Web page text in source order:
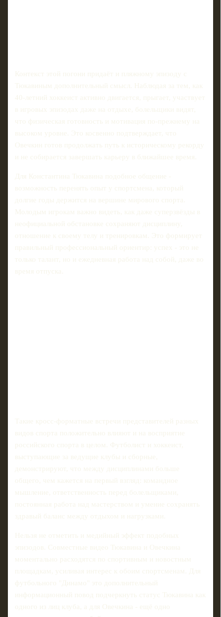
Контекст этой погони придаёт и пляжному эпизоду с
Тюкавиным дополнительный смысл. Наблюдая за тем, как
40‑летний хоккеист активно двигается, прыгает, участвует
в игровых эпизодах даже на отдыхе, болельщики видят,
что физическая готовность и мотивация по‑прежнему на
высоком уровне. Это косвенно подтверждает, что
Овечкин готов продолжать путь к историческому рекорду
и не собирается завершать карьеру в ближайшее время.
Для Константина Тюкавина подобное общение -
возможность перенять опыт у спортсмена, который
долгие годы держится на вершине мирового спорта.
Молодым игрокам важно видеть, как даже суперзвёзды в
неофициальной обстановке сохраняют дисциплину,
отношение к своему телу и тренировкам. Это формирует
правильный профессиональный ориентир: успех - это не
только талант, но и ежедневная работа над собой, даже во
время отпуска.
Такие кросс‑форматные встречи представителей разных
видов спорта положительно влияют и на восприятие
российского спорта в целом. Футболист и хоккеист,
выступающие за ведущие клубы и сборные,
демонстрируют, что между дисциплинами больше
общего, чем кажется на первый взгляд: командное
мышление, ответственность перед болельщиками,
постоянная работа над мастерством и умение сохранять
здравый баланс между отдыхом и нагрузками.
Нельзя не отметить и медийный эффект подобных
эпизодов. Совместные видео Тюкавина и Овечкина
моментально расходятся по спортивным и новостным
площадкам, усиливая интерес к обоим спортсменам. Для
футбольного "Динамо" это дополнительный
информационный повод подчеркнуть статус Тюкавина как
одного из лиц клуба, а для Овечкина - ещё одно